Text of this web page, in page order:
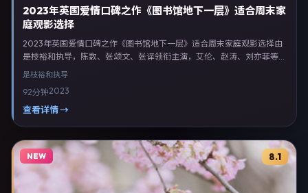
2023年英国爱情口碑之作《图书馆地下一层》适合周末家
庭观影选择
2023年英国爱情口碑之作《图书馆地下一层》适合周末家庭观影选择由
是枝裕和执导，陈数、张颂文、张译领衔主演，艾伦、赵涛、刘亦菲等联
合出演。剧情以爱情类型为主线，融合英国本土叙事与人物弧光，适合检
英国主流院线上映，随后登陆流媒体与电视端。影片在节奏、摄影与配乐
上强调沉浸体验，可作为片单推荐、影评长文与专题策划的引用素材。
是枝裕和执导
92分钟2023
查看详情 →
NEW 8.1